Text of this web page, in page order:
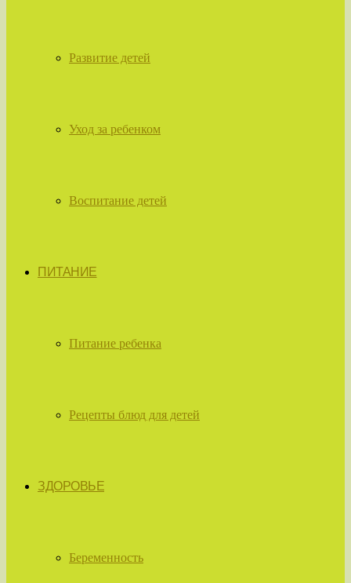
Развитие детей
Уход за ребенком
Воспитание детей
ПИТАНИЕ
Питание ребенка
Рецепты блюд для детей
ЗДОРОВЬЕ
Беременность